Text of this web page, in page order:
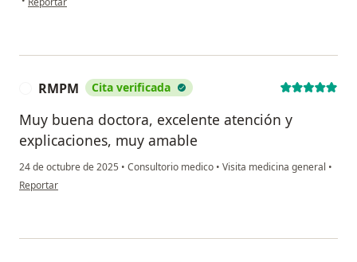
RMPM Cita verificada
Muy buena doctora, excelente atención y
explicaciones, muy amable
24 de octubre de 2025 • Consultorio medico • Visita medicina general •
en opinión del usuario RMPM
Reportar